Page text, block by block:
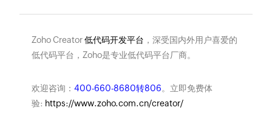
Zoho Creator低代码开发平台 ，深受国内外用户喜爱的
低代码平台，Zoho是专业低代码平台厂商。
欢迎咨询： 400-660-8680转806。立即免费体
验: https://www.zoho.com.cn/creator/